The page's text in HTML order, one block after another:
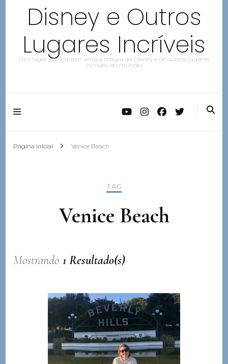
Disney e Outros
Lugares Incríveis
Um lugar para quem ama a magia da Disney e de outros lugares
Incríveis do mundo!
Página inicial Venice Beach
TAG
Venice Beach
Mostrando1 Resultado(s)